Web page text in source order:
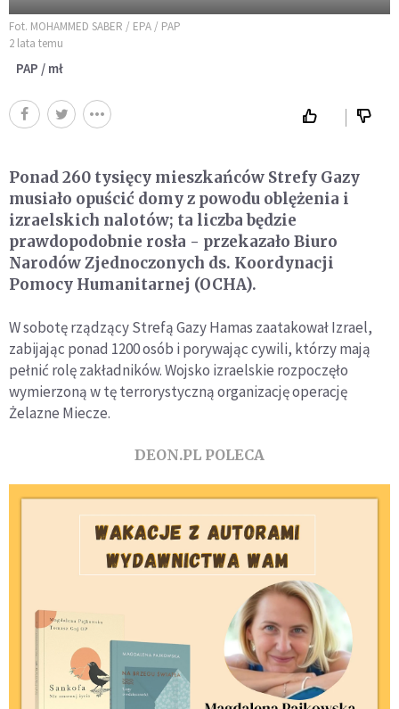
Fot. MOHAMMED SABER / EPA / PAP
2 lata temu
PAP / mł
Ponad 260 tysięcy mieszkańców Strefy Gazy
musiało opuścić domy z powodu oblężenia i
izraelskich nalotów; ta liczba będzie
prawdopodobnie rosła - przekazało Biuro
Narodów Zjednoczonych ds. Koordynacji
Pomocy Humanitarnej (OCHA).
W sobotę rządzący Strefą Gazy Hamas zaatakował Izrael,
zabijając ponad 1200 osób i porywając cywili, którzy mają
pełnić rolę zakładników. Wojsko izraelskie rozpoczęło
wymierzoną w tę terrorystyczną organizację operację
Żelazne Miecze.
DEON.PL POLECA